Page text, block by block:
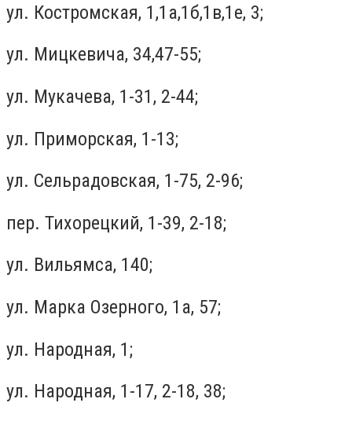
ул. Костромская, 1,1а,1б,1в,1е, 3;
ул. Мицкевича, 34,47-55;
ул. Мукачева, 1-31, 2-44;
ул. Приморская, 1-13;
ул. Сельрадовская, 1-75, 2-96;
пер. Тихорецкий, 1-39, 2-18;
ул. Вильямса, 140;
ул. Марка Озерного, 1а, 57;
ул. Народная, 1;
ул. Народная, 1-17, 2-18, 38;